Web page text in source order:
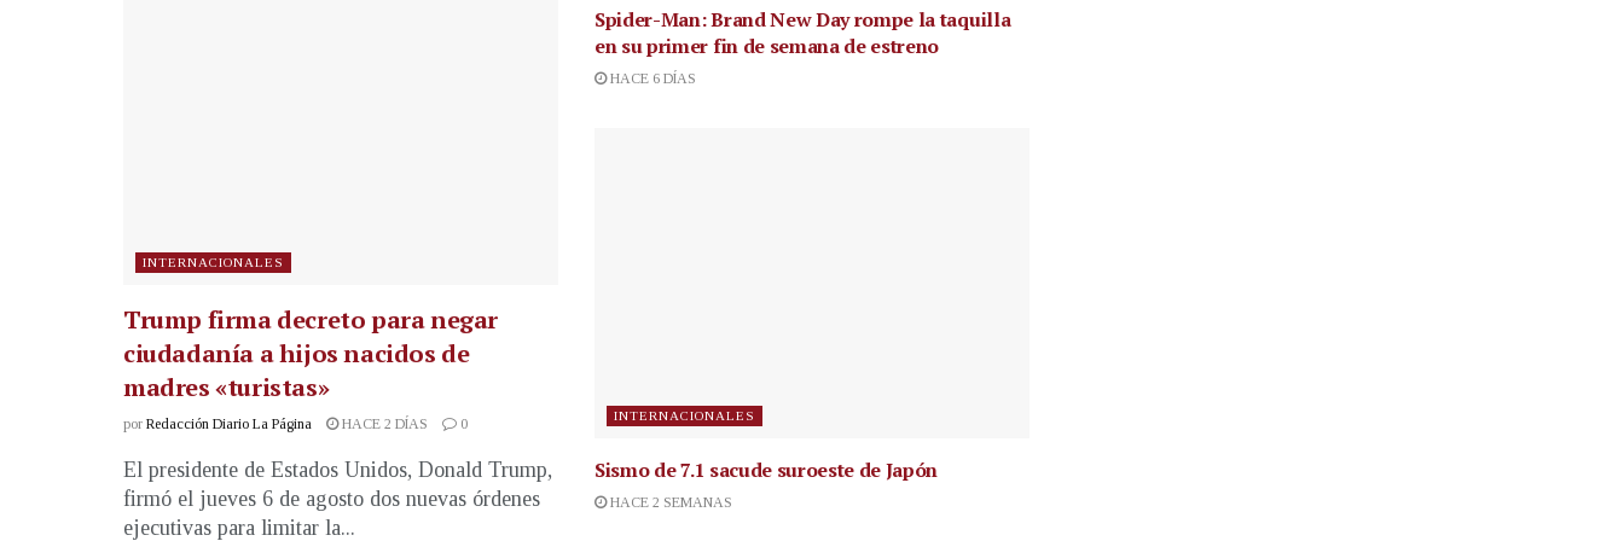
INTERNACIONALES
Trump firma decreto para negar
ciudadanía a hijos nacidos de
madres «turistas»
por Redacción Diario La Página HACE 2 DÍAS 0
El presidente de Estados Unidos, Donald Trump,
firmó el jueves 6 de agosto dos nuevas órdenes
ejecutivas para limitar la...
Spider-Man: Brand New Day rompe la taquilla
en su primer fin de semana de estreno
HACE 6 DÍAS
INTERNACIONALES
Sismo de 7.1 sacude suroeste de Japón
HACE 2 SEMANAS